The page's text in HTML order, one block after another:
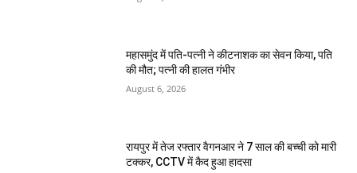
महासमुंद में पति-पत्नी ने कीटनाशक का सेवन किया, पति
की मौत; पत्नी की हालत गंभीर
August 6, 2026
रायपुर में तेज रफ्तार वैगनआर ने 7 साल की बच्ची को मारी
टक्कर, CCTV में कैद हुआ हादसा